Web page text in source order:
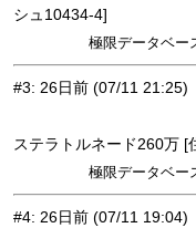
シュ10434-4]
極限データベー
#3: 26日前 (07/11 21:25)
ステラトルネード260万 [
極限データベー
#4: 26日前 (07/11 19:04)